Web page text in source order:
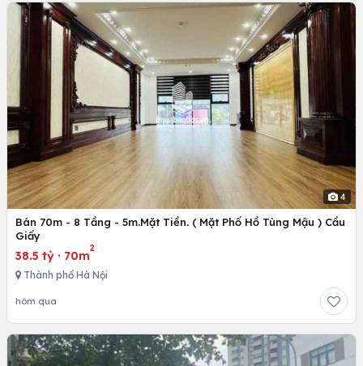
4
Bán 70m - 8 Tầng - 5m.Mặt Tiền. ( Mặt Phố Hồ Tùng Mậu ) Cầu
Giấy
38.5 tỷ · 70m
2
Thành phố Hà Nội
hôm qua